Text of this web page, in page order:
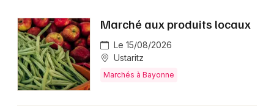
Marché aux produits locaux
Le 15/08/2026
Ustaritz
Marchés à Bayonne